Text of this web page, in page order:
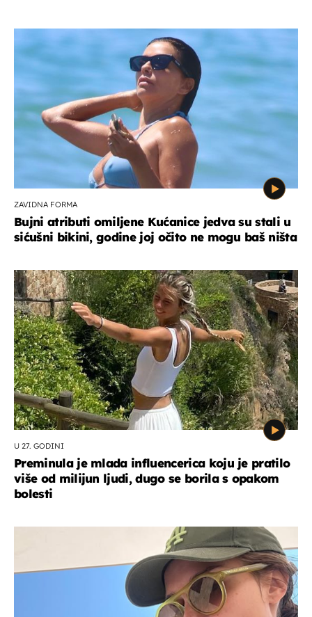
ZAVIDNA FORMA
Bujni atributi omiljene Kućanice jedva su stali u
sićušni bikini, godine joj očito ne mogu baš ništa
U 27. GODINI
Preminula je mlada influencerica koju je pratilo
više od milijun ljudi, dugo se borila s opakom
bolesti